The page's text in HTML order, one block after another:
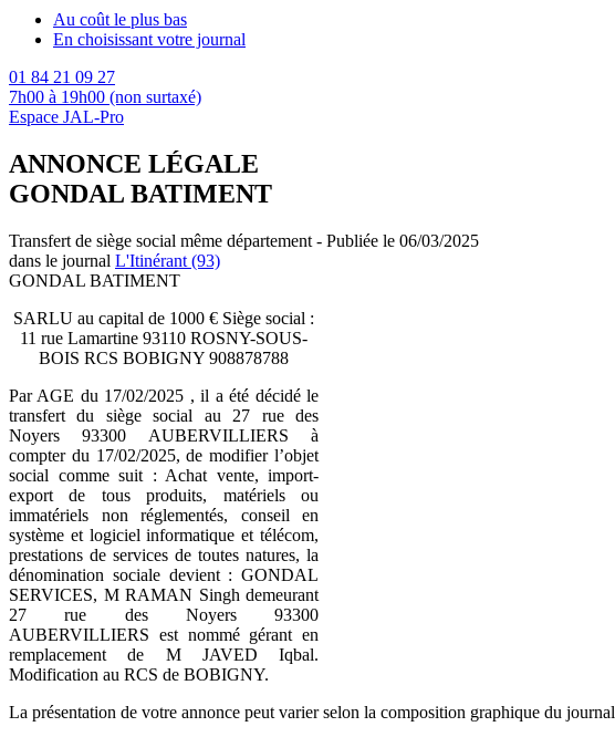
Au coût le plus bas
En choisissant votre journal
01 84 21 09 27
7h00 à 19h00 (non surtaxé)
Espace JAL-Pro
ANNONCE LÉGALE
GONDAL BATIMENT
Transfert de siège social même département - Publiée le 06/03/2025
dans le journal L'Itinérant (93)
GONDAL BATIMENT
SARLU au capital de 1000 € Siège social :
11 rue Lamartine 93110 ROSNY-SOUS-
BOIS RCS BOBIGNY 908878788
Par AGE du 17/02/2025 , il a été décidé le
transfert du siège social au 27 rue des
Noyers 93300 AUBERVILLIERS à
compter du 17/02/2025, de modifier l’objet
social comme suit : Achat vente, import-
export de tous produits, matériels ou
immatériels non réglementés, conseil en
système et logiciel informatique et télécom,
prestations de services de toutes natures, la
dénomination sociale devient : GONDAL
SERVICES, M RAMAN Singh demeurant
27 rue des Noyers 93300
AUBERVILLIERS est nommé gérant en
remplacement de M JAVED Iqbal.
Modification au RCS de BOBIGNY.
La présentation de votre annonce peut varier selon la composition graphique du journal